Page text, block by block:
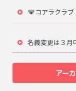
コアラクラ
名義変更は３月
アー